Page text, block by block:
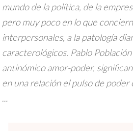
mundo de la política, de la
pero muy poco en lo que
interpersonales, a la patología
caracterológicos. Pablo
antinómico amor-poder,
en una relación el pulso de poder
...